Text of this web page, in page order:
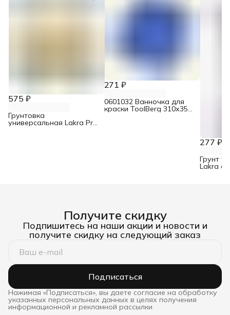
575 ₽
Грунтовка
универсальная Lakra Prof
271 ₽
0601032 Ванночка для
краски ToolBerg 310х350
277 ₽
Грунт
Lakra
Получите скидку
Подпишитесь на наши акции и новости и
получите скидку на следующий заказ
Подписаться
Нажимая «Подписаться», вы даете согласие на обработку
указанных персональных данных в целях получения
информационной и рекламной рассылки